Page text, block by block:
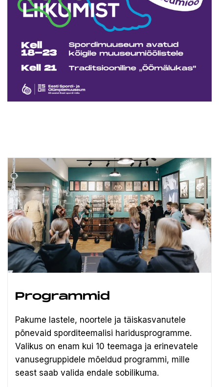
Programmid
Pakume lastele, noortele ja täiskasvanutele
põnevaid sporditeemalisi haridusprogramme.
Valikus on enam kui 10 teemaga ja erinevatele
vanusegruppidele mõeldud programmi, mille
seast saab valida endale sobilikuma.